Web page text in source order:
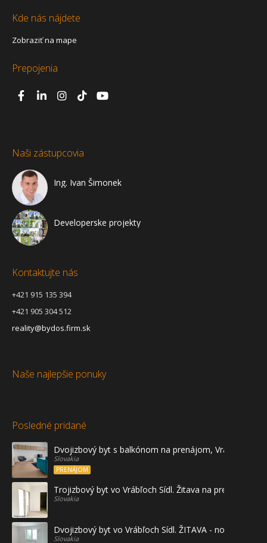
Kde nás nájdete
Zobraziť na mape
Prepojenia
Naši zástupcovia
Ing. Ivan Šimonek
Developerske projekty
Kontaktujte nás
+421 915 135 394
+421 905 304 512
reality@bydos.firm.sk
Naše najlepšie ponuky
Posledné pridané
Dvojizbový byt s balkónom na prenájom, Vráble
Slovakia
PRENÁJOM
Trojizbový byt vo Vrábľoch Sídl. Žitava na predaj - prvé
Slovakia
Dvojizbový byt vo Vrábľoch Sídl. ŽITAVA - novostavba
Slovakia